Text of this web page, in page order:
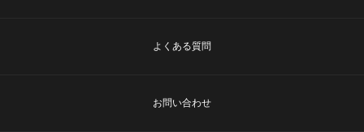
よくある質問
お問い合わせ